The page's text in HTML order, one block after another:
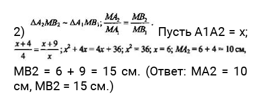
2) Пусть А1А2 = х;
МВ2 = 6 + 9 = 15 см. (Ответ: МА2 = 10
см, МВ2 = 15 см.)